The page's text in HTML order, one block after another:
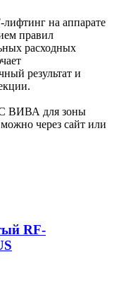
на аппарате
правил
расходных
результат и
ВИВА для зоны
можно через сайт или
RF-